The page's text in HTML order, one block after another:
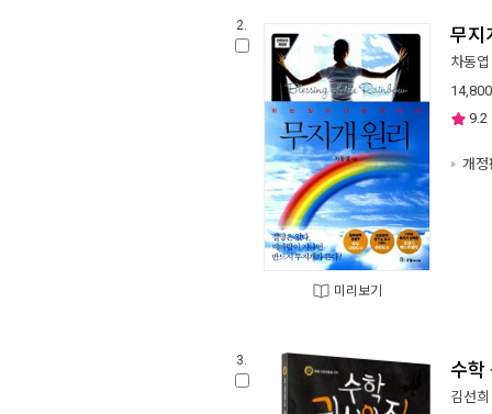
2.
미리보기
무지
차동엽
14,800
9.2
개정
3. 수학
김선희